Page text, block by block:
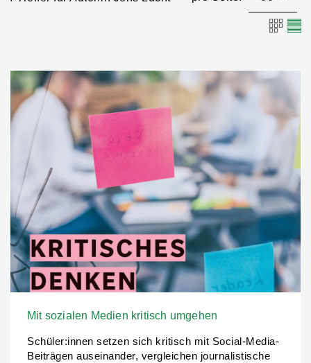
Mit sozialen Medien kritisch umgehen
Schüler:innen setzen sich kritisch mit Social-Media-
Beiträgen auseinander, vergleichen journalistische